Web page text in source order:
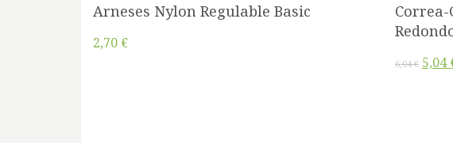
Arneses Nylon Regulable Basic
2,70 €
6,04 € 5,04